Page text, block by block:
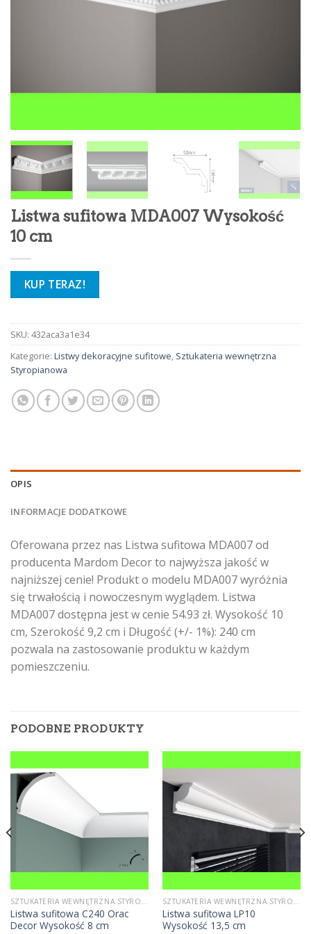
Listwa sufitowa MDA007 Wysokość
10 cm
KUP TERAZ!
SKU: 432aca3a1e34
Kategorie: Listwy dekoracyjne sufitowe, Sztukateria wewnętrzna
Styropianowa
OPIS
INFORMACJE DODATKOWE
Oferowana przez nas Listwa sufitowa MDA007 od
producenta Mardom Decor to najwyższa jakość w
najniższej cenie! Produkt o modelu MDA007 wyróżnia
się trwałością i nowoczesnym wyglądem. Listwa
MDA007 dostępna jest w cenie 54.93 zł. Wysokość 10
cm, Szerokość 9,2 cm i Długość (+/- 1%): 240 cm
pozwala na zastosowanie produktu w każdym
pomieszczeniu.
PODOBNE PRODUKTY
SZTUKATERIA WEWNĘTRZNA STYROPIANOWA
Listwa sufitowa C240 Orac
Decor Wysokość 8 cm
SZTUKATERIA WEWNĘTRZNA STYROPIANOWA
Listwa sufitowa LP10
Wysokość 13,5 cm